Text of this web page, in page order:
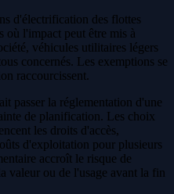
d'électrification des flottes
où l'impact peut être mis à
véhicules utilitaires légers
concernés. Les exemptions se
raccourcissent.
passer la réglementation d'une
de planification. Les choix
les droits d'accès,
d'exploitation pour plusieurs
accroît le risque de
valeur ou de l'usage avant la fin